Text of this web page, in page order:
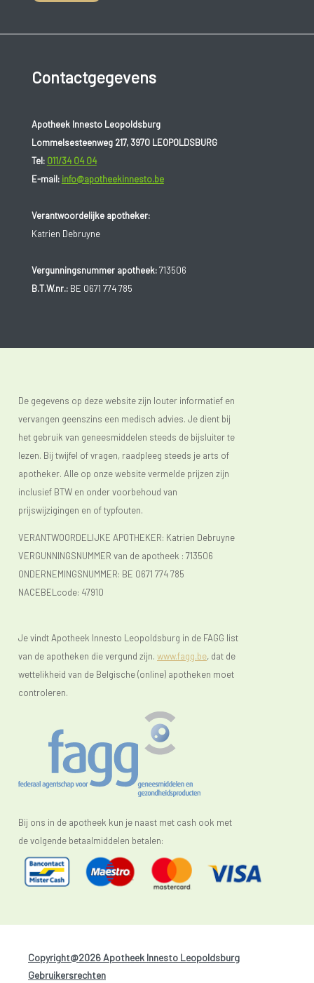
Contactgegevens
Apotheek Innesto Leopoldsburg
Lommelsesteenweg 217, 3970 LEOPOLDSBURG
Tel: 011/34 04 04
E-mail: info@apotheekinnesto.be
Verantwoordelijke apotheker:
Katrien Debruyne
Vergunningsnummer apotheek:713506
B.T.W.nr.:BE 0671 774 785
De gegevens op deze website zijn louter informatief en
vervangen geenszins een medisch advies. Je dient bij
het gebruik van geneesmiddelen steeds de bijsluiter te
lezen. Bij twijfel of vragen, raadpleeg steeds je arts of
apotheker. Alle op onze website vermelde prijzen zijn
inclusief BTW en onder voorbehoud van
prijswijzigingen en of typfouten.
VERANTWOORDELIJKE APOTHEKER: Katrien Debruyne
VERGUNNINGSNUMMER van de apotheek : 713506
ONDERNEMINGSNUMMER: BE 0671 774 785
NACEBELcode: 47910
Je vindt Apotheek Innesto Leopoldsburg in de FAGG list
van de apotheken die vergund zijn. www.fagg.be, dat de
wettelikheid van de Belgische (online) apotheken moet
controleren.
Bij ons in de apotheek kun je naast met cash ook met
de volgende betaalmiddelen betalen:
Copyright@2026 Apotheek Innesto Leopoldsburg
Gebruikersrechten